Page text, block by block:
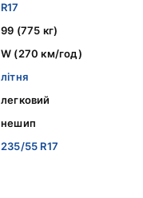
R17
99 (775 кг)
W (270 км/год)
літня
легковий
нешип
235/55 R17